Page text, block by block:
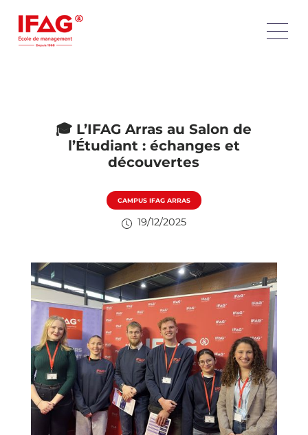
🎓 L’IFAG Arras au Salon de
l’Étudiant : échanges et
découvertes
CAMPUS IFAG ARRAS
19/12/2025